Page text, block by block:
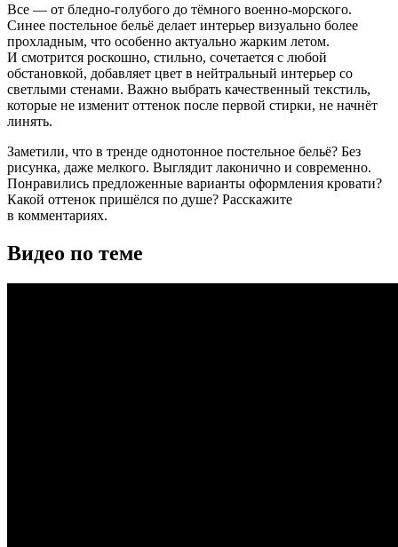
Все — от бледно-голубого до тёмного военно-морского.
Синее постельное бельё делает интерьер визуально более
прохладным, что особенно актуально жарким летом.
И смотрится роскошно, стильно, сочетается с любой
обстановкой, добавляет цвет в нейтральный интерьер со
светлыми стенами. Важно выбрать качественный текстиль,
которые не изменит оттенок после первой стирки, не начнёт
линять.
Заметили, что в тренде однотонное постельное бельё? Без
рисунка, даже мелкого. Выглядит лаконично и современно.
Понравились предложенные варианты оформления кровати?
Какой оттенок пришёлся по душе? Расскажите
в комментариях.
Видео по теме